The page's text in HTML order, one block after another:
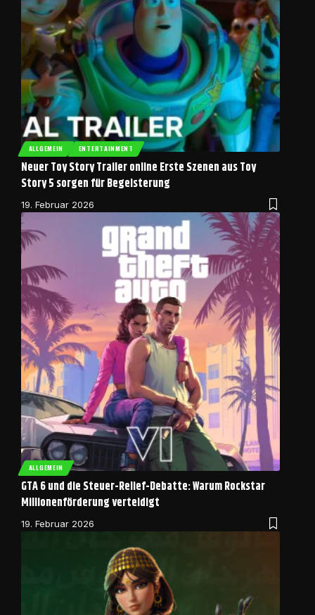
ALLGEMEIN ENTERTAINMENT
Neuer Toy Story Trailer online Erste Szenen aus Toy
Story 5 sorgen für Begeisterung
19. Februar 2026
ALLGEMEIN
GTA 6 und die Steuer-Relief-Debatte: Warum Rockstar
Millionenförderung verteidigt
19. Februar 2026